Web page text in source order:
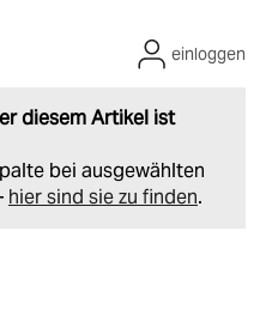
diesem Artikel ist
bei ausgewählten
hier sind sie zu finden.
einloggen